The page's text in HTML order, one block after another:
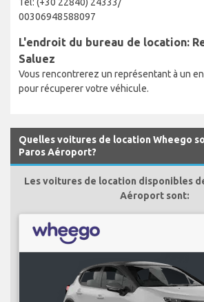
00306948588097
L'endroit du bureau de location:
Saluez
Vous rencontrerez un représentant à un
pour récuperer votre véhicule.
Quelles voitures de location Wheego
Paros Aéroport?
Les voitures de location disponibles
Aéroport sont: